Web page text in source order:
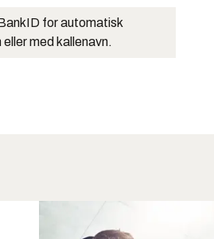
for automatisk
med kallenavn.